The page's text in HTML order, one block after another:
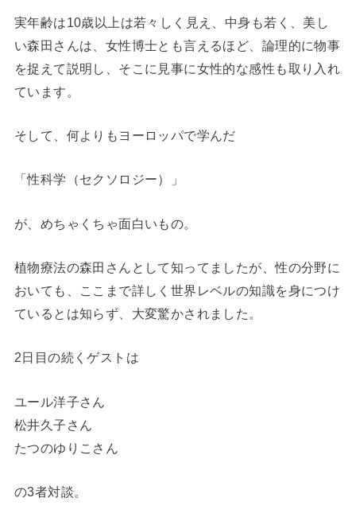
実年齢は10歳以上は若々しく見え、中身も若く、美し
い森田さんは、女性博士とも言えるほど、論理的に物事
を捉えて説明し、そこに見事に女性的な感性も取り入れ
ています。
そして、何よりもヨーロッパで学んだ
「性科学（セクソロジー）」
が、めちゃくちゃ面白いもの。
植物療法の森田さんとして知ってましたが、性の分野に
おいても、ここまで詳しく世界レベルの知識を身につけ
ているとは知らず、大変驚かされました。
2日目の続くゲストは
ユール洋子さん
松井久子さん
たつのゆりこさん
の3者対談。